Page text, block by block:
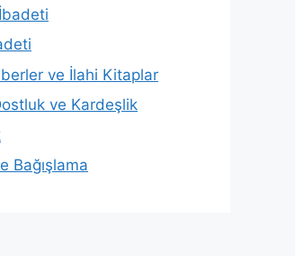
ve İlahi Kitaplar
ve Kardeşlik
Bağışlama